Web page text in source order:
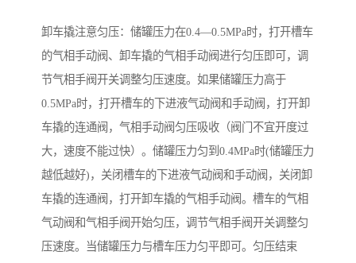
卸车撬注意匀压：储罐压力在0.4—0.5MPa时，打开槽车
的气相手动阀、卸车撬的气相手动阀进行匀压即可，调
节气相手阀开关调整匀压速度。如果储罐压力高于
0.5MPa时，打开槽车的下进液气动阀和手动阀，打开卸
车撬的连通阀，气相手动阀匀压吸收（阀门不宜开度过
大，速度不能过快）。储罐压力匀到0.4MPa时(储罐压力
越低越好)，关闭槽车的下进液气动阀和手动阀，关闭卸
车撬的连通阀，打开卸车撬的气相手动阀。槽车的气相
气动阀和气相手阀开始匀压，调节气相手阀开关调整匀
压速度。当储罐压力与槽车压力匀平即可。匀压结束